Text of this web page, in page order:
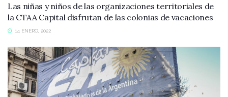
Las niñas y niños de las organizaciones territoriales de
la CTAA Capital disfrutan de las colonias de vacaciones
14 ENERO, 2022